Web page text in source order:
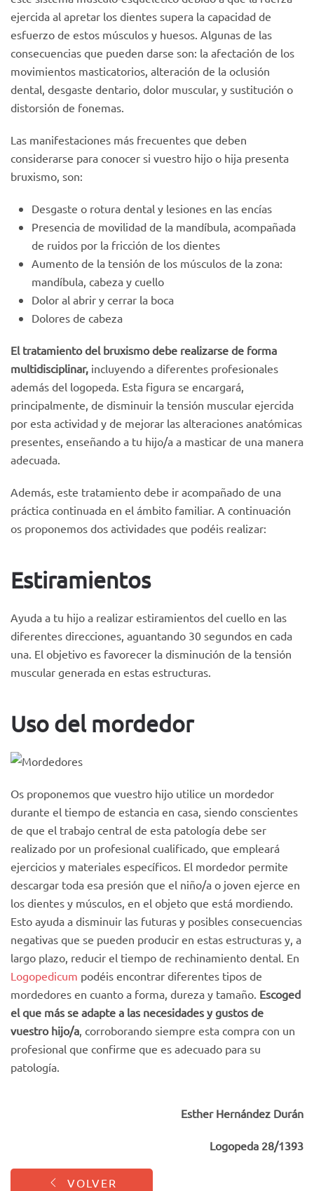
ejercida al apretar los dientes supera la capacidad de
esfuerzo de estos músculos y huesos. Algunas de las
consecuencias que pueden darse son: la afectación de los
movimientos masticatorios, alteración de la oclusión
dental, desgaste dentario, dolor muscular, y sustitución o
distorsión de fonemas.
Las manifestaciones más frecuentes que deben
considerarse para conocer si vuestro hijo o hija presenta
bruxismo, son:
Desgaste o rotura dental y lesiones en las encías
Presencia de movilidad de la mandíbula, acompañada
de ruidos por la fricción de los dientes
Aumento de la tensión de los músculos de la zona:
mandíbula, cabeza y cuello
Dolor al abrir y cerrar la boca
Dolores de cabeza
El tratamiento del bruxismo debe realizarse de forma
multidisciplinar, incluyendo a diferentes profesionales
además del logopeda. Esta figura se encargará,
principalmente, de disminuir la tensión muscular ejercida
por esta actividad y de mejorar las alteraciones anatómicas
presentes, enseñando a tu hijo/a a masticar de una manera
adecuada.
Además, este tratamiento debe ir acompañado de una
práctica continuada en el ámbito familiar. A continuación
os proponemos dos actividades que podéis realizar:
Estiramientos
Ayuda a tu hijo a realizar estiramientos del cuello en las
diferentes direcciones, aguantando 30 segundos en cada
una. El objetivo es favorecer la disminución de la tensión
muscular generada en estas estructuras.
Uso del mordedor
Os proponemos que vuestro hijo utilice un mordedor
durante el tiempo de estancia en casa, siendo conscientes
de que el trabajo central de esta patología debe ser
realizado por un profesional cualificado, que empleará
ejercicios y materiales específicos. El mordedor permite
descargar toda esa presión que el niño/a o joven ejerce en
los dientes y músculos, en el objeto que está mordiendo.
Esto ayuda a disminuir las futuras y posibles consecuencias
negativas que se pueden producir en estas estructuras y, a
largo plazo, reducir el tiempo de rechinamiento dental. En
Logopedicum podéis encontrar diferentes tipos de
mordedores en cuanto a forma, dureza y tamaño. Escoged
el que más se adapte a las necesidades y gustos de
vuestro hijo/a, corroborando siempre esta compra con un
profesional que confirme que es adecuado para su
patología.
Esther Hernández Durán
Logopeda 28/1393
VOLVER